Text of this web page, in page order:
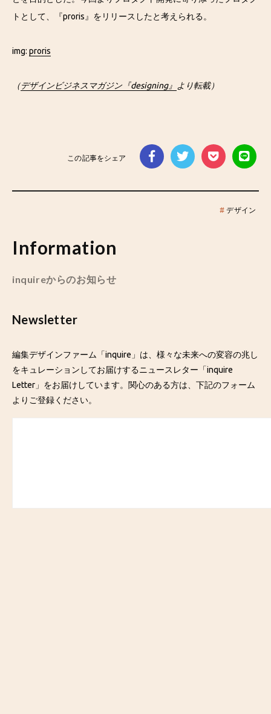
トとして、『proris』をリリースしたと考えられる。
img: proris
（デザインビジネスマガジン『designing』 より転載）
この記事をシェア
# デザイン
Information
inquireからのお知らせ
Newsletter
編集デザインファーム「inquire」は、様々な未来への変容の兆し
をキュレーションしてお届けするニュースレター「inquire
Letter」をお届けしています。関心のある方は、下記のフォーム
よりご登録ください。